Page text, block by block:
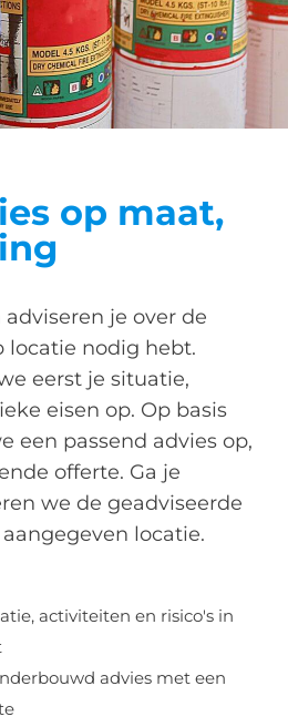
op maat,
je over de
locatie nodig hebt.
eerst je situatie,
eisen op. Op basis
een passend advies op,
offerte. Ga je
we de geadviseerde
locatie.
activiteiten en risico's in
advies met een